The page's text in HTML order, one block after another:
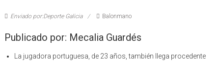
Enviado por:Deporte Galicia Balonmano
Publicado por: Mecalia Guardés
La jugadora portuguesa, de 23 años, también llega procedente